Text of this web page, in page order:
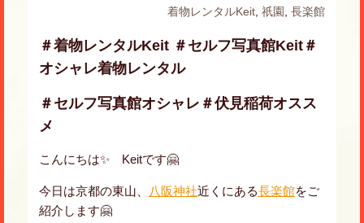
着物レンタルKeit,祇園 ,長楽館
＃着物レンタルKeit ＃セルフ写真館Keit＃
オシャレ着物レンタル
＃セルフ写真館オシャレ＃伏見稲荷オスス
メ
こんにちは✨ Keitです🤗
今日は京都の東山、 八阪神社近くにある長楽館をご
紹介します🤗